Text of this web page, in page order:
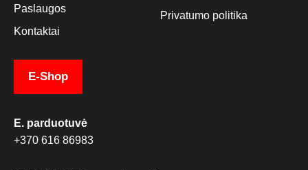
Paslaugos
Kontaktai
Privatumo politika
E-Shop
E. parduotuvė
+370 616 86983